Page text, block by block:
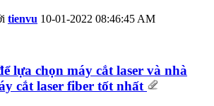
tienvu 10-01-2022 08:46:45 AM
lựa chọn máy cắt laser và nhà
cắt laser fiber tốt nhất